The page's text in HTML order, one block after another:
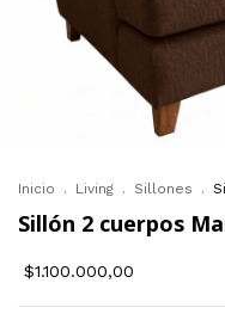
Inicio . Living . Sillones .
Sillón 2 cuerpos
$1.100.000,00